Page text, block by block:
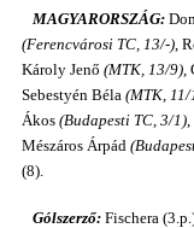
MAGYARORSZÁG:
(Ferencvárosi TC, 13/-),
Károly Jenő (MTK, 13/9),
Sebestyén Béla (MTK, 11/
Ákos (Budapesti TC, 3/1),
Mészáros Árpád
(8).
Gólszerző: Fischera